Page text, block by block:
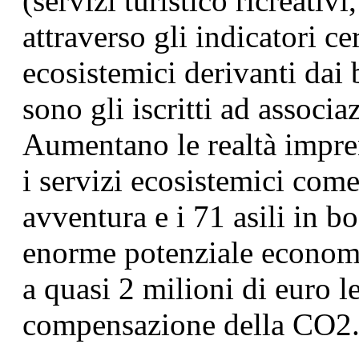
attraverso gli indicatori
ecosistemici derivanti
sono gli iscritti ad
Aumentano le realtà
i servizi ecosistemici
avventura e i 71 asili in
enorme potenziale
a quasi 2 milioni di euro
compensazione della CO2.